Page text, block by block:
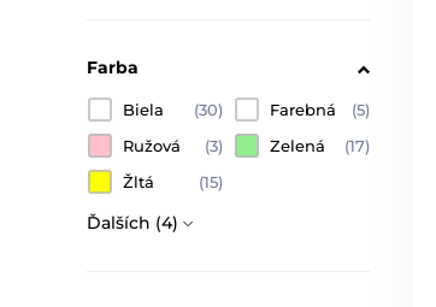
Farba
Biela (30) Farebná
(5)
Ružová
(3) Zelená
(17)
Žltá
(15)
Ďalších (4)